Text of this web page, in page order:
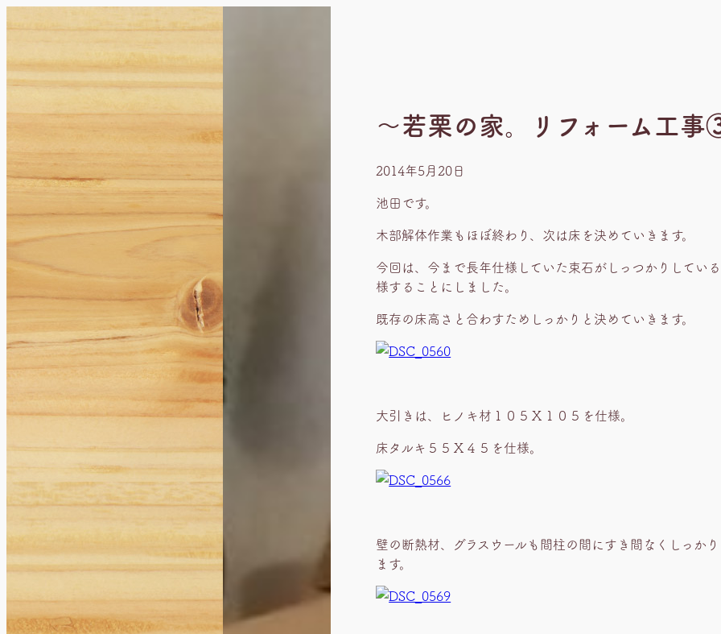
容
ス
ッ
～若栗の家。リフォーム工
2014年5月20日
池田です。
木部解体作業もほぼ終わり、次は床を決めていきます。
今回は、今まで長年仕様していた束石がしっつかりしてい
様することにしました。
既存の床高さと合わすためしっかりと決めていきます。
大引きは、ヒノキ材１０５Ｘ１０５を仕様。
床タルキ５５Ｘ４５を仕様。
壁の断熱材、グラスウールも間柱の間にすき間なくしっか
ます。